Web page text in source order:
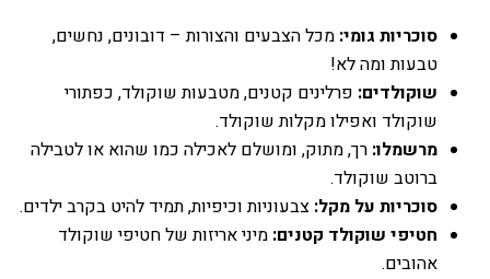
סוכריות גומי: מכל הצבעים והצורות – דובונים, נחשים,
טבעות ומה לא!
שוקולדים: פרלינים קטנים, מטבעות שוקולד, כפתורי
שוקולד ואפילו מקלות שוקולד.
מרשמלו: רך, מתוק, ומושלם לאכילה כמו שהוא או לטבילה
ברוטב שוקולד.
סוכריות על מקל: צבעוניות וכיפיות, תמיד להיט בקרב ילדים.
חטיפי שוקולד קטנים: מיני אריזות של חטיפי שוקולד
אהובים.